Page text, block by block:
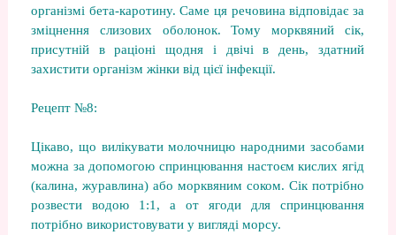
організмі бета-каротину. Саме ця речовина відповідає за
зміцнення слизових оболонок. Тому морквяний сік,
присутній в раціоні щодня і двічі в день, здатний
захистити організм жінки від цієї інфекції.
Рецепт №8:
Цікаво, що вилікувати молочницю народними засобами
можна за допомогою спринцювання настоєм кислих ягід
(калина, журавлина) або морквяним соком. Сік потрібно
розвести водою 1:1, а от ягоди для спринцювання
потрібно використовувати у вигляді морсу.